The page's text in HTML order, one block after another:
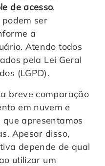
de acesso,
podem ser
a
Atendo todos
pela Lei Geral
(LGPD).
breve comparação
em nuvem e
que apresentamos
Apesar disso,
depende de qual
utilizar um